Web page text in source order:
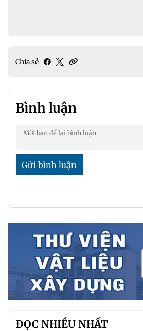
Chia sẻ
Bình luận
Gửi bình luận
ĐỌC NHIỀU NHẤT